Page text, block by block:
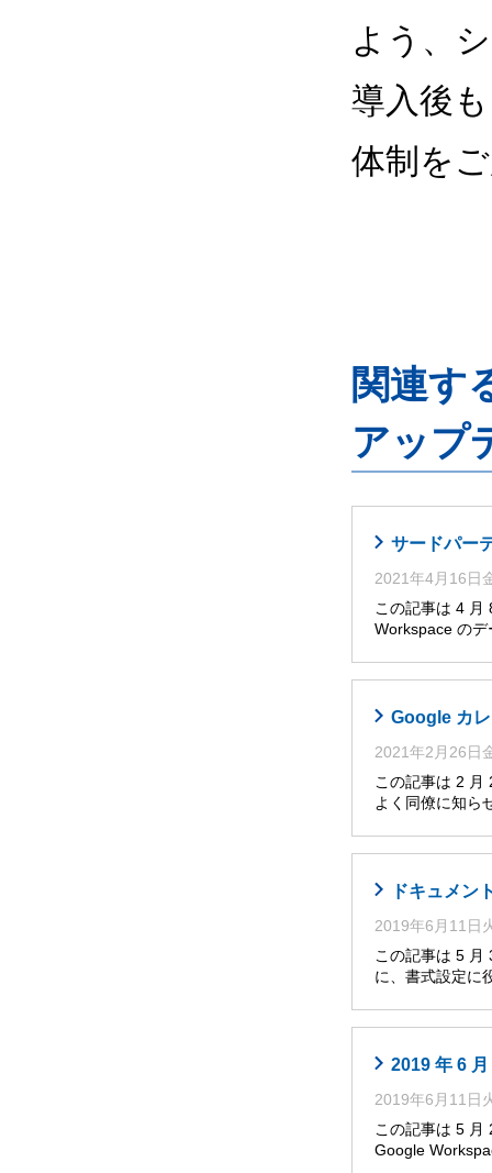
よう、
導入後
体制を
関連す
アップ
サードパー
2021年4月16日
この記事は 4 月
Workspace の
Google カ
2021年2月26日
この記事は 2
よく同僚に知ら
ドキュメン
2019年6月11日
この記事は 5 月
に、書式設定に
2019 年 6
2019年6月11日
この記事は 5 月
Google